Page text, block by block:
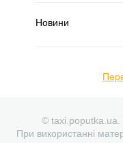
Новини
© taxi.poputka.ua.
При використанні